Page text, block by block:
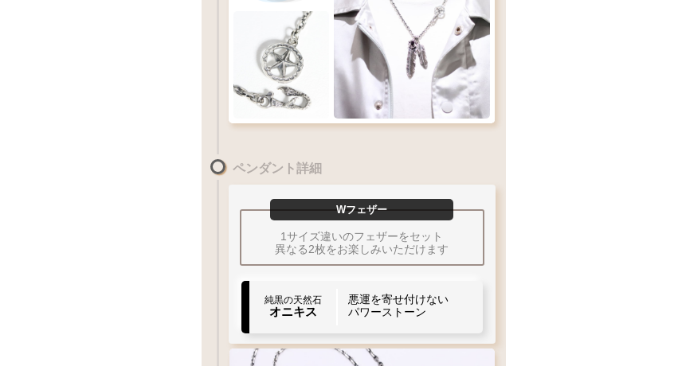
千年フェザー(M1
XL LL
60×12
M
48×10
MM
左曲り 右曲り 左曲り 右曲り
Lサイズ
のフェザーにおすすめチェーン
60 55 50 cm 45 40
太目 当店標準 やや細目
メディスン
ペンダント詳細
Wフェザー
1サイズ違いのフェザーをセット
異なる2枚をお楽しみいただけます
純黒の天然石
オニキス
悪運を寄せ付けない
パワーストーン